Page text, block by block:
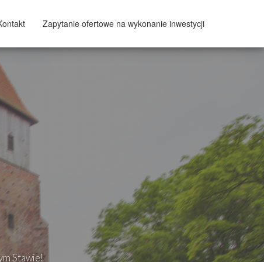
Zapytanie ofertowe na wykonanie inwestycji
Stawie!